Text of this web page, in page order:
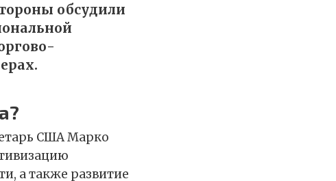
обсудили
США Марко
а также развитие